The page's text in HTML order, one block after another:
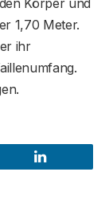
Körper und
1,70 Meter.
ihr
LinkedIn